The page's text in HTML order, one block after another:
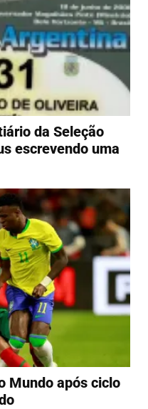
da Seleção
escrevendo uma
Mundo após ciclo